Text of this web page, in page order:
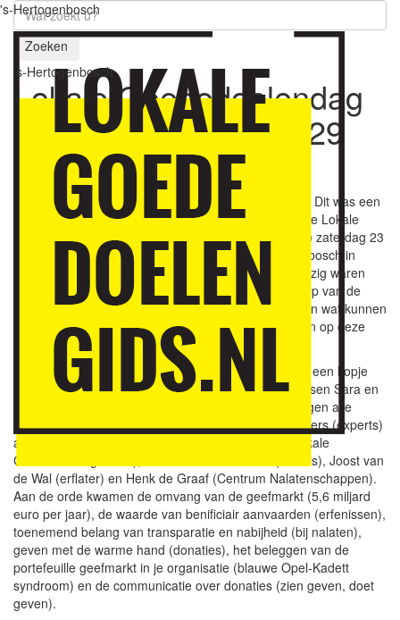
's-Hertogenbosch
's-Hertogenbosch
Zoeken
Lokale Goededoelendag
opent nieuwe wereld 29
april 2022
”Er is een hele nieuwe wereld voor mij opengegaan.” Dit was een
van de vele positieve reacties na afloop van de eerste Lokale
Goededoelendag ’s-Hertogenbosch. De dag werd op zaterdag 23
april georganiseerd door Goede Doelen ’s-Hertogenbosch in
samenwerking met Stichting 1184 en Huis73. Aanwezig waren
ruim 40 organisaties en zo’n 70 personen. Onderwerp van de
bijeenkomst was hoe groot of klein de geefmarkt is en wat kunnen
lokale goededoelenorganisaties doen om hun kansen op deze
geefmarkt te vergroten.
De gasten werden in Huis73 hartelijk ontvangen met een kopje
koffie en op de achtergrond pianomuziek van de zussen Sara en
Isabella Tjon. Om stipt tien uur heette Theo Verbruggen alle
aanwezigen van harte welkom en stelde de deelnemers (experts)
aan het eerste panelgesprek voor: Jan de Rond (Lokale
Goededoelengids NL), Anne-Marie van Eeten (notaris), Joost van
de Wal (erflater) en Henk de Graaf (Centrum Nalatenschappen).
Aan de orde kwamen de omvang van de geefmarkt (5,6 miljard
euro per jaar), de waarde van benificiair aanvaarden (erfenissen),
toenemend belang van transparatie en nabijheid (bij nalaten),
geven met de warme hand (donaties), het beleggen van de
portefeuille geefmarkt in je organisatie (blauwe Opel-Kadett
syndroom) en de communicatie over donaties (zien geven, doet
geven).